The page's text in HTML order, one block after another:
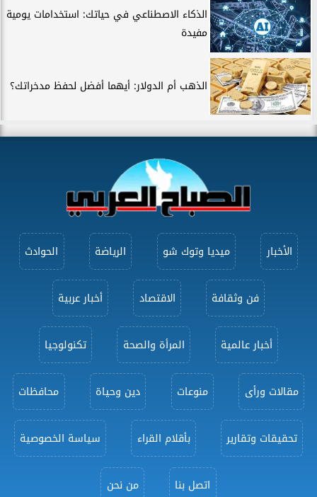
الذكاء الاصطناعي في حياتك: استخدامات يومية
مفيدة
الذهب أم الدولار: أيهما أفضل لحفظ مدخراتك؟
الأخبار ميديا وتوك شو الرياضة الحوادث
فن وثقافة الاقتصاد أخبار عربية
أخبار عالمية المرأة والصحة تكنولوجيا
مقالات ورأى منوعات دين وحياة محافظات
تحقيقات وتقارير بأقلام القراء سياسة الخصوصية
اتصل بنا من نحن